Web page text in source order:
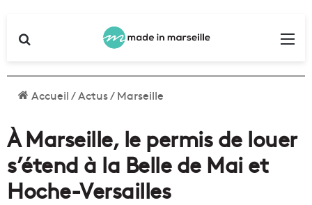
Accueil/Actus/Marseille
À Marseille, le permis de louer
s’étend à la Belle de Mai et
Hoche-Versailles